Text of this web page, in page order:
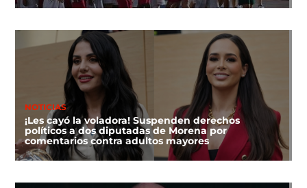
NOTICIAS
¡Les cayó la voladora! Suspenden derechos
políticos a dos diputadas de Morena por
comentarios contra adultos mayores